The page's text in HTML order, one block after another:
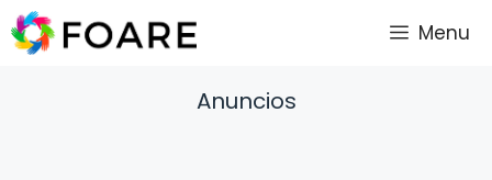
Saltar
al
Menu
Anuncios